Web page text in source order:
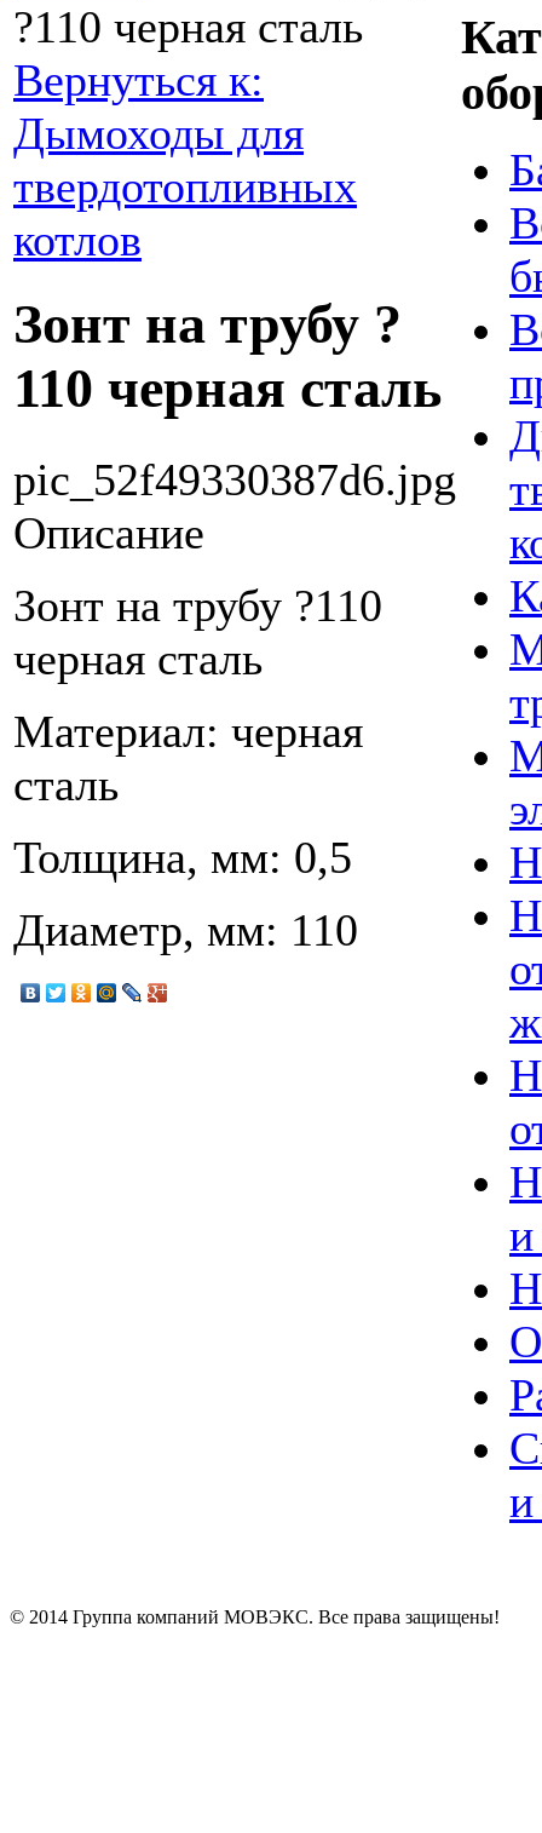
?110 черная сталь
Вернуться к:
Дымоходы для
твердотопливных
котлов
Зонт на трубу ?
110 черная сталь
pic_52f49330387d6.jpg
Описание
Зонт на трубу ?110
черная сталь
Материал: черная
сталь
Толщина, мм: 0,5
Диаметр, мм: 110
и
и
© 2014 Группа компаний МОВЭКС. Все права защищены!